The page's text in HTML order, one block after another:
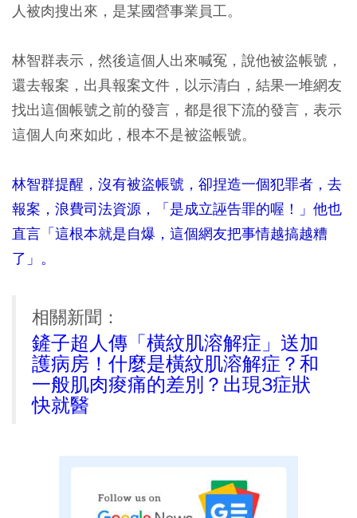
人被肉搜出來，是某國營事業員工。
林智群表示，然後這個人出來喊冤，說他被盜帳號，
還去報案，出具報案文件，以示清白，結果一堆網友
找出這個帳號之前的發言，都是很下流的發言，表示
這個人向來如此，根本不是被盜帳號。
林智群提醒，沒有被盜帳號，卻捏造一個犯罪者，去
報案，浪費司法資源，「是成立誣告罪的喔！」他也
直言「這根本就是自爆，這個網友把事情越搞越糟
了」。
相關新聞：
鏟子超人傳「橫紋肌溶解症」送加
護病房！什麼是橫紋肌溶解症？和
一般肌肉痠痛的差別？出現3症狀
快就醫